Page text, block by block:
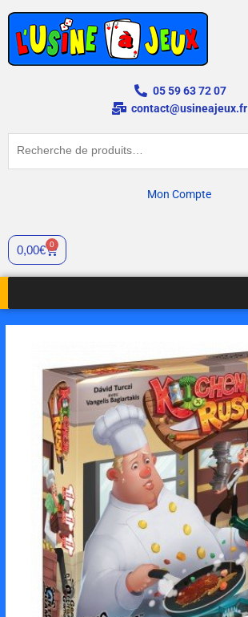
contenu
05 59 63 72 07
contact@usineajeux.fr
Mon Compte
0,00€ 0
Panier